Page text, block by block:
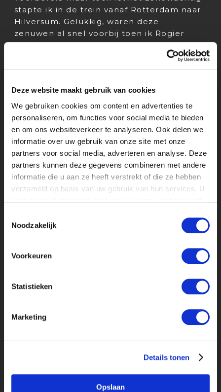
Deze website maakt gebruik van cookies
We gebruiken cookies om content en advertenties te
personaliseren, om functies voor social media te bieden
en om ons websiteverkeer te analyseren. Ook delen we
informatie over uw gebruik van onze site met onze
partners voor social media, adverteren en analyse. Deze
partners kunnen deze gegevens combineren met andere
informatie die u aan ze heeft verstrekt of die ze hebben
verzameld op basis van uw gebruik van hun services. U
Noodzakelijk
Voorkeuren
Statistieken
Marketing
Details tonen
Opslaan
stapte ik in de trein vanaf Rotterdam naar
Hilversum. Gelukkig, waren deze
zenuwen al snel voorbij toen ik Rogier
ontmoette. Het gesprek was verre van
een formele sollicitatie. Na een gezellig
praatje over onze vakanties en een korte
aangenomen! Toen ik mijn moeder belde
was het voor mij eigenlijk al vrijwel
duidelijk waar ik stage ging lopen. Voor
de zekerheid wachtte ik toch even de
andere vervolggesprekken af, maar ik
denk dat het wel duidelijk is voor welke
stageplek ik heb gekozen…?
Publicatie datum: 31 augustus 2021